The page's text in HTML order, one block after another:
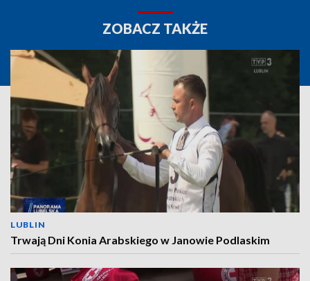
ZOBACZ TAKŻE
LUBLIN
Trwają Dni Konia Arabskiego w Janowie Podlaskim